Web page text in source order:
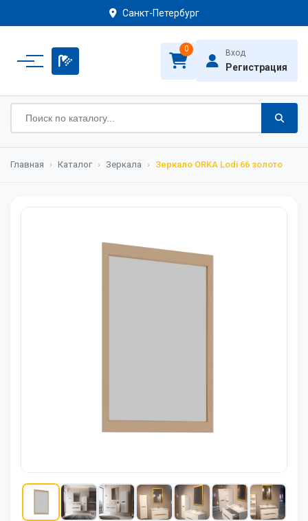
Санкт-Петербург
0 Вход
Регистрация
Главная › Каталог › Зеркала › Зеркало ORKA Lodi 66 золото